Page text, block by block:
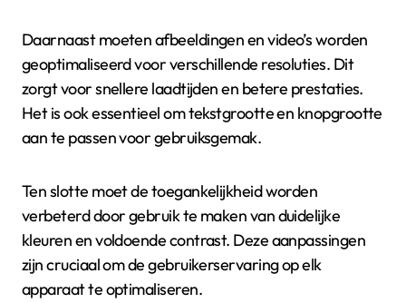
Daarnaast moeten afbeeldingen en video’s worden
geoptimaliseerd voor verschillende resoluties. Dit
zorgt voor snellere laadtijden en betere prestaties.
Het is ook essentieel om tekstgrootte en knopgrootte
aan te passen voor gebruiksgemak.
Ten slotte moet de toegankelijkheid worden
verbeterd door gebruik te maken van duidelijke
kleuren en voldoende contrast. Deze aanpassingen
zijn cruciaal om de gebruikerservaring op elk
apparaat te optimaliseren.